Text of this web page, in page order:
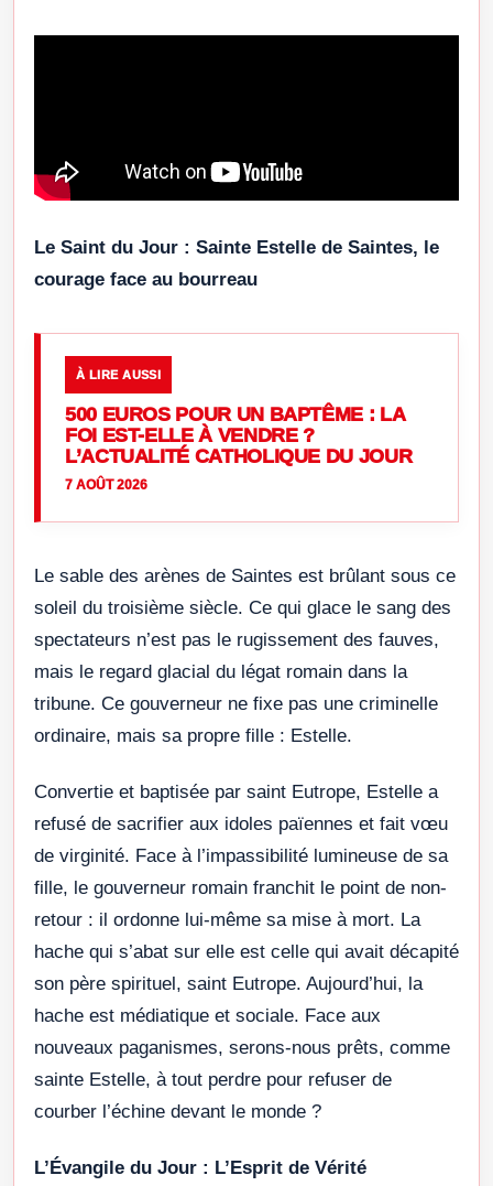
Le Saint du Jour : Sainte Estelle de Saintes, le
courage face au bourreau
À LIRE AUSSI
500 EUROS POUR UN BAPTÊME : LA
FOI EST-ELLE À VENDRE ?
L’ACTUALITÉ CATHOLIQUE DU JOUR
7 AOÛT 2026
Le sable des arènes de Saintes est brûlant sous ce
soleil du troisième siècle. Ce qui glace le sang des
spectateurs n’est pas le rugissement des fauves,
mais le regard glacial du légat romain dans la
tribune. Ce gouverneur ne fixe pas une criminelle
ordinaire, mais sa propre fille : Estelle.
Convertie et baptisée par saint Eutrope, Estelle a
refusé de sacrifier aux idoles païennes et fait vœu
de virginité. Face à l’impassibilité lumineuse de sa
fille, le gouverneur romain franchit le point de non-
retour : il ordonne lui-même sa mise à mort. La
hache qui s’abat sur elle est celle qui avait décapité
son père spirituel, saint Eutrope. Aujourd’hui, la
hache est médiatique et sociale. Face aux
nouveaux paganismes, serons-nous prêts, comme
sainte Estelle, à tout perdre pour refuser de
courber l’échine devant le monde ?
L’Évangile du Jour : L’Esprit de Vérité